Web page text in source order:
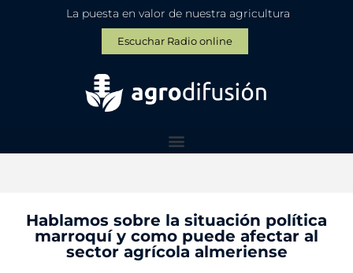
La puesta en valor de nuestra agricultura
Escuchar Radio online
Hablamos sobre la situación política
marroquí y como puede afectar al
sector agrícola almeriense